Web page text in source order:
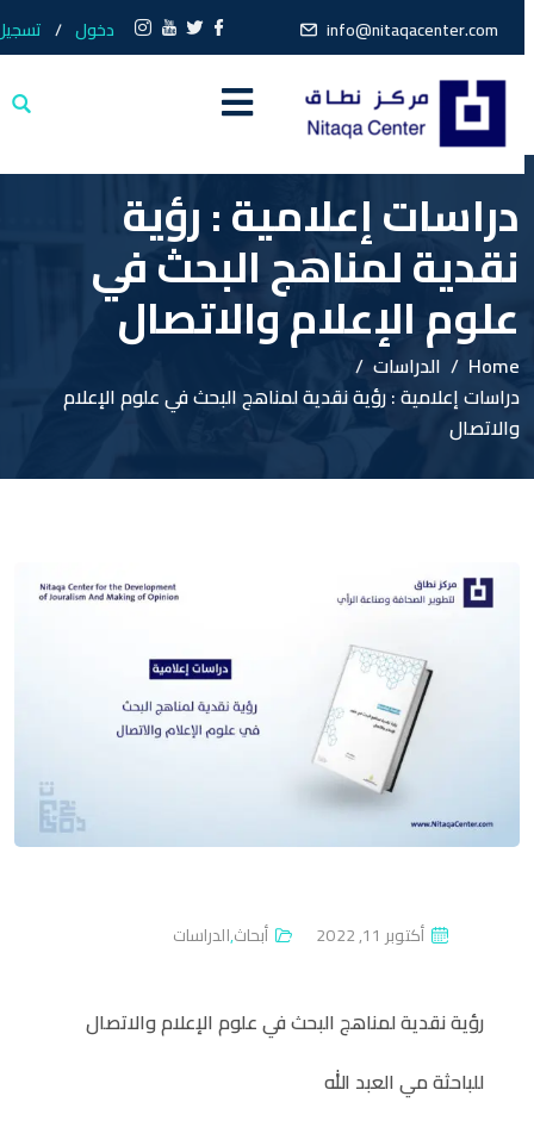
info@nitaqacenter.com دخول تسجيل
دراسات إعلامية : رؤية
نقدية لمناهج البحث في
علوم الإعلام والاتصال
Home
الدراسات
دراسات إعلامية : رؤية نقدية لمناهج البحث في علوم الإعلام
والاتصال
P
T
D
أكتوبر 11, 2022 أبحاث,الدراسات
رؤية نقدية لمناهج البحث في علوم الإعلام والاتصال
للباحثة مي العبد الله